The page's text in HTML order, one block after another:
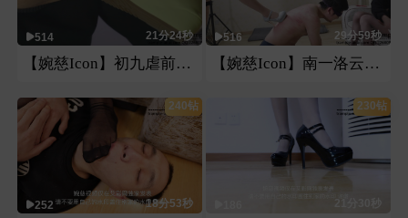
514 21分24秒
【婉慈Icon】初九虐前男友裆
516 29分59秒
【婉慈Icon】南一洛云刑 调戏
240钻
252 18分53秒
230钻
21分30秒